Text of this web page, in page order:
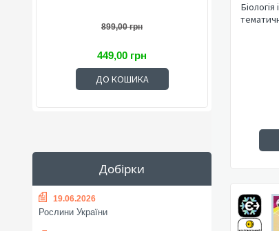
899,00 грн
449,00 грн
ДО КОШИКА
Добірки
19.06.2026
Рослини України